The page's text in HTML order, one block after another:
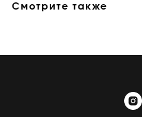
Смотрите также